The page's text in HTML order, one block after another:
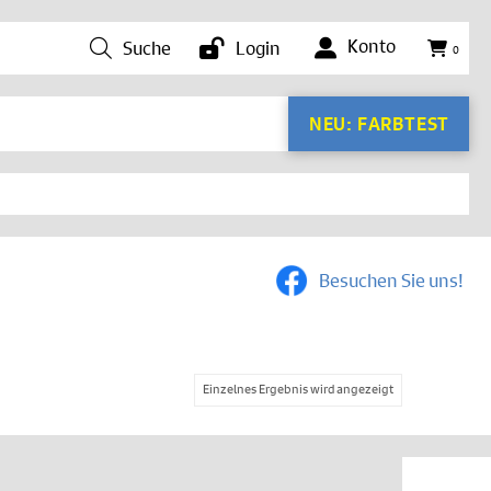
Suche Login Konto 0
NEU: FARBTEST
Besuchen Sie uns!
Einzelnes Ergebnis wird angezeigt